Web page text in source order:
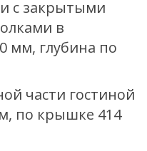
с закрытыми
в
мм, глубина по
части гостиной
по крышке 414